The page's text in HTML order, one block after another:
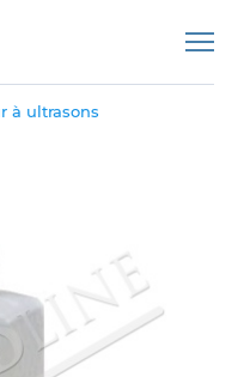
à ultrasons